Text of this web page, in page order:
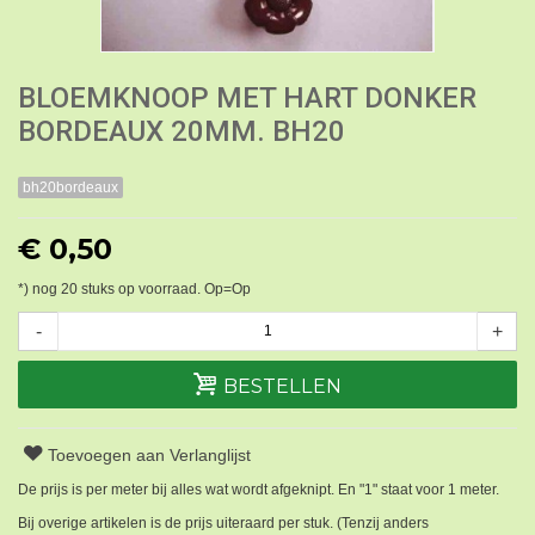
BLOEMKNOOP MET HART DONKER
BORDEAUX 20MM. BH20
bh20bordeaux
€ 0,50
*) nog 20 stuks op voorraad. Op=Op
- +
BESTELLEN
Toevoegen aan Verlanglijst
De prijs is per meter bij alles wat wordt afgeknipt. En "1" staat voor 1 meter.
Bij overige artikelen is de prijs uiteraard per stuk. (Tenzij anders